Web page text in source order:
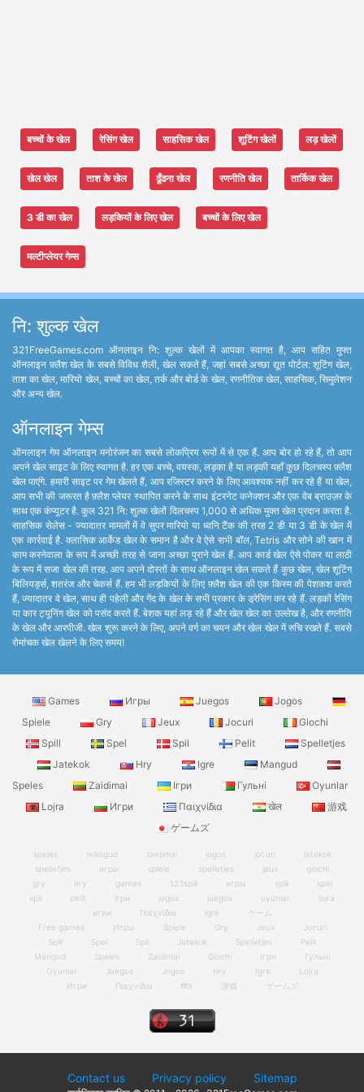
बच्चों के खेल रेसिंग खेल साहसिक खेल शूटिंग खेलों लड़ खेलों
खेल खेल ताश के खेल ढूँढना खेल रणनीति खेल तार्किक खेल
3 डी का खेल लड़कियों के लिए खेल बच्चों के लिए खेल
मल्टीप्लेयर गेम्स
नि: शुल्क खेल
321FreeGames.com ऑनलाइन नि: शुल्क खेलों में आपका स्वागत है, आप सहित मुफ्त
ऑनलाइन फ़्लैश खेल के सबसे विविध शैली, खेल सकते हैं, जहां सबसे अच्छा द्यूत पोर्टल: शूटिंग खेल,
ताश का खेल, मारियो खेल, बच्चों का खेल, तर्क और बोर्ड के खेल, रणनीतिक खेल, साहसिक, सिमुलेशन
और अन्य खेल.
ऑनलाइन गेम्स
ऑनलाइन गेम ऑनलाइन मनोरंजन का सबसे लोकप्रिय रूपों में से एक हैं. आप बोर हो रहे हैं, तो आप
अपने खेल साइट के लिए स्वागत है. हर एक बच्चे, वयस्क, लड़का है या लड़की यहाँ कुछ दिलचस्प फ़्लैश
खेल पाएंगे. हमारी साइट पर गेम खेलते हैं, आप रजिस्टर करने के लिए आवश्यक नहीं कर रहे हैं या खेल,
आप सभी की जरूरत है फ़्लैश प्लेयर स्थापित करने के साथ इंटरनेट कनेक्शन और एक वेब ब्राउज़र के
साथ एक कंप्यूटर है. कुल 321 नि: शुल्क खेलों दिलचस्प 1,000 से अधिक मुक्त खेल प्रदान करता है.
साहसिक सेलेस - ज्यादातर मामलों में वे सुपर मारियो या ध्वनि टैंक की तरह 2 डी या 3 डी के खेल में
एक कार्रवाई है. क्लासिक आर्केड खेल के समान है और वे ऐसे सभी बॉल, Tetris और सोने की खान में
काम करनेवाला के रूप में अच्छी तरह से जाना अच्छा पुराने खेल हैं. आप कार्ड खेल ऐसे पोकर या लाठी
के रूप में सजा खेल की तरह. आप अपने दोस्तों के साथ ऑनलाइन खेल सकते हैं कुछ खेल, खेल शूटिंग
बिलियर्ड्स, शतरंज और चेकर्स हैं. हम भी लड़कियों के लिए फ़्लैश खेल की एक किस्म की पेशकश करते
हैं, ज्यादातर वे खेल, साथ ही पहेली और गेंद के खेल के सभी प्रकार के ड्रेसिंग कर रहे हैं. लड़कों रेसिंग
या कार ट्यूनिंग खेल को पसंद करते हैं. बेशक यहां लड़ रहे हैं और खेल खेल का उल्लेख है, और रणनीति
के खेल और आरपीजी. खेल शुरू करने के लिए, अपने वर्ग का चयन और खेल खेल में रुचि रखते हैं. सबसे
रोमांचक खेल खेलने के लिए समय!
Games Игры Juegos
Jogos
Spiele
Gry Jeux Jocuri
Giochi
Spill
Spel Spil Pelit
Spelletjes
Jatekok
Hry Igre
Mangud
Speles
Zaidimai Ігри Гульні
Oyunlar
Lojra
Игри Παιχνίδια खेल
游戏
ゲームズ
speles mängud zaidimai jogos jocuri
jatekok
spelletjes
игры spiele spelletjes jeux
giochi
gry
hry games 123spill игры spill
spel
spil
pelit ігри jogos juegos oyunlar
lojra
игри
Παιχνίδια igre
ゲーム
Free games
Игры Spiele Gry Jeux
Jocuri
Spill
Spel Spil Jatekok Spelletjes
Pelit
Mängud
Speles Zaidimai Giochi Ігри
Гульні
Oyunlar
Juegos Jogos Hry Igre
Lojra
Игри
Παιχνίδια खेल 游戏 ゲームズ
Contact us Privacy policy Sitemap